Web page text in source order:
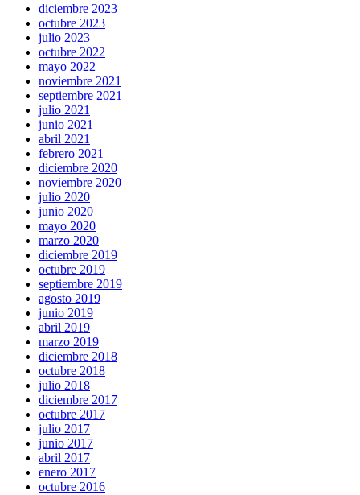
diciembre 2023
octubre 2023
julio 2023
octubre 2022
mayo 2022
noviembre 2021
septiembre 2021
julio 2021
junio 2021
abril 2021
febrero 2021
diciembre 2020
noviembre 2020
julio 2020
junio 2020
mayo 2020
marzo 2020
diciembre 2019
octubre 2019
septiembre 2019
agosto 2019
junio 2019
abril 2019
marzo 2019
diciembre 2018
octubre 2018
julio 2018
diciembre 2017
octubre 2017
julio 2017
junio 2017
abril 2017
enero 2017
octubre 2016